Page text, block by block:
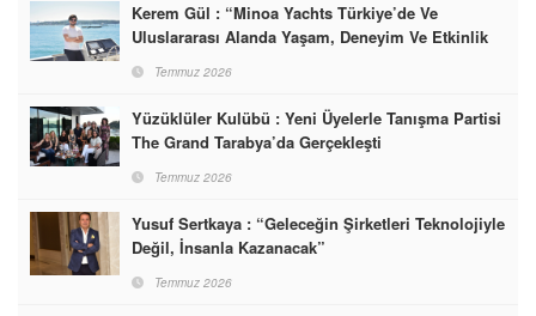
Kerem Gül : “Minoa Yachts Türkiye’de Ve
Uluslararası Alanda Yaşam, Deneyim Ve Etkinlik
Markası Olacak”
Temmuz 2026
Yüzüklüler Kulübü : Yeni Üyelerle Tanışma Partisi
The Grand Tarabya’da Gerçekleşti
Temmuz 2026
Yusuf Sertkaya : “Geleceğin Şirketleri Teknolojiyle
Değil, İnsanla Kazanacak”
Temmuz 2026